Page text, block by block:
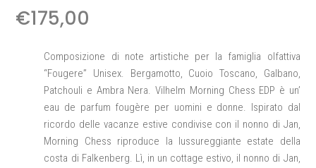
€175,00
Composizione di note artistiche per la famiglia olfattiva
“Fougere” Unisex. Bergamotto, Cuoio Toscano, Galbano,
Patchouli e Ambra Nera. Vilhelm Morning Chess EDP è un’
eau de parfum fougère per uomini e donne. Ispirato dal
ricordo delle vacanze estive condivise con il nonno di Jan,
Morning Chess riproduce la lussureggiante estate della
costa di Falkenberg. Lì, in un cottage estivo, il nonno di Jan,